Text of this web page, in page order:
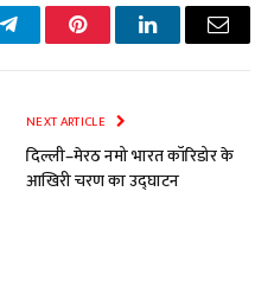
TelegramPinterestLinkedInEmail
NEXT ARTICLE
दिल्ली–मेरठ नमो भारत कॉरिडोर के
आखिरी चरण का उद्घाटन